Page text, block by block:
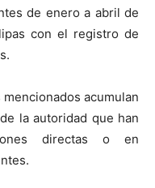
de enero a abril de
con el registro de
acumulan
la autoridad que han
directas o en